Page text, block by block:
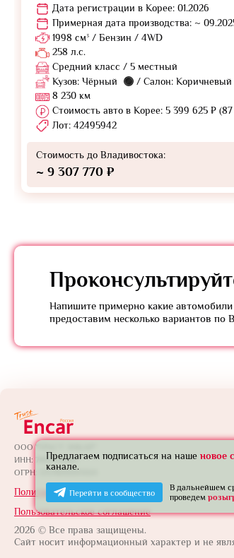
Дата регистрации в Корее: 01.2026
Примерная дата производства: ~
1998 см³ / Бензин / 4WD
258 л.с.
Средний класс / 5 местный
Кузов: Чёрный
/ Салон: Коричневый
8 230 км
Стоимость авто в Корее: 5 399 625 ₽
Лот: 42495942
Стоимость до Владивостока:
~ 9 307 770 ₽
Напишите примерно какие
предоставим несколько вариантов
ООО "ТРАСТ ЭНКАР"
ИНН: 7801739565
ОГРН: 1257800005924
Политика конфиденциальности
Пользовательское соглашение
2026 © Все права защищены.
Сайт носит информационный характер и не
Предлагаем подписаться на наше новое
канале.
Перейти в сообщество
В дальнейшем
проведем